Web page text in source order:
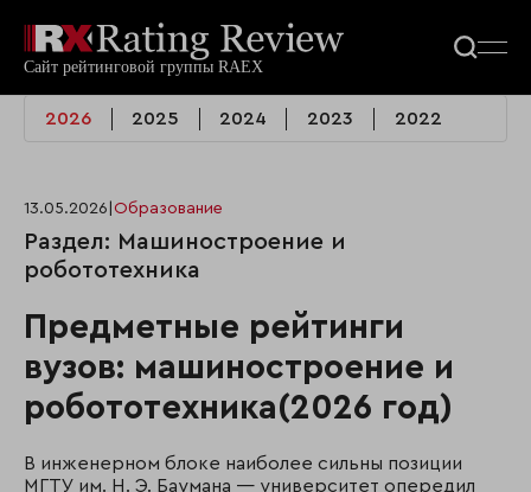
2026 2025 2024 2023 2022
13.05.2026 Образование
Раздел: Машиностроение и
робототехника
Предметные рейтинги
вузов: машиностроение и
робототехника(2026 год)
В инженерном блоке наиболее сильны позиции
МГТУ им. Н. Э. Баумана — университет опередил